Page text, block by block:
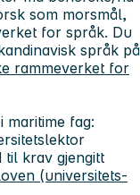
som morsmål,
for språk. Du
språk på
rammeverket for
maritime fag:
krav gjengitt
(universitets-